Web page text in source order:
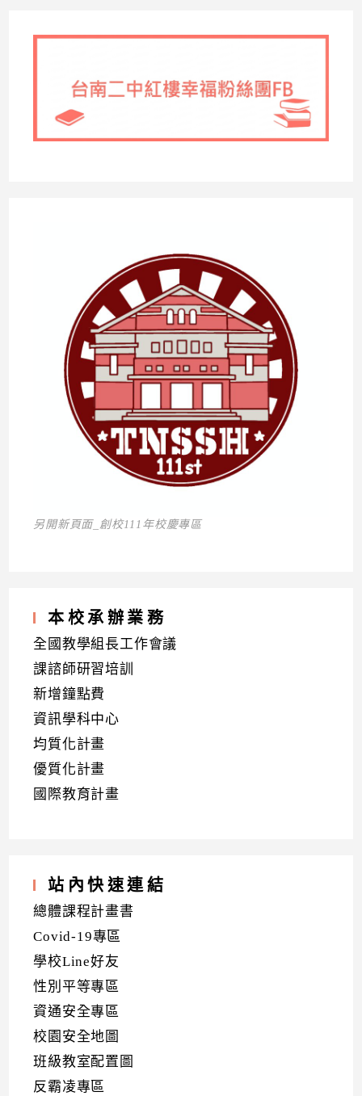
另開新頁面_創校111年校慶專區
本校承辦業務
全國教學組長工作會議
課諮師研習培訓
新增鐘點費
資訊學科中心
均質化計畫
優質化計畫
國際教育計畫
站內快速連結
總體課程計畫書
Covid-19專區
學校Line好友
性別平等專區
資通安全專區
校園安全地圖
班級教室配置圖
反霸凌專區